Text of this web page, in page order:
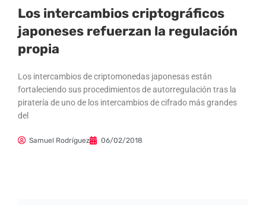
Los intercambios criptográficos
japoneses refuerzan la regulación
propia
Los intercambios de criptomonedas japonesas están
fortaleciendo sus procedimientos de autorregulación tras la
piratería de uno de los intercambios de cifrado más grandes
del
Samuel Rodríguez 06/02/2018